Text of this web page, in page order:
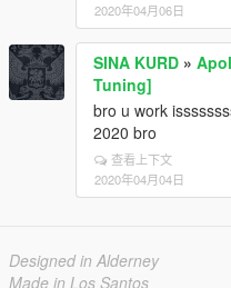
2020年04月06日
SINA KURD »
Tuning]
bro u work
2020 bro
查看上下文
2020年04月04日
Designed in Alderney
Made in Los Santos